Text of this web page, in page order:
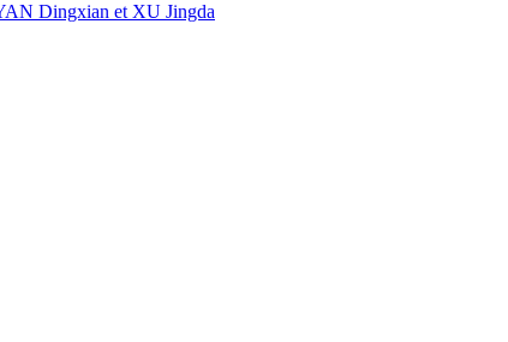
Dingxian et XU Jingda